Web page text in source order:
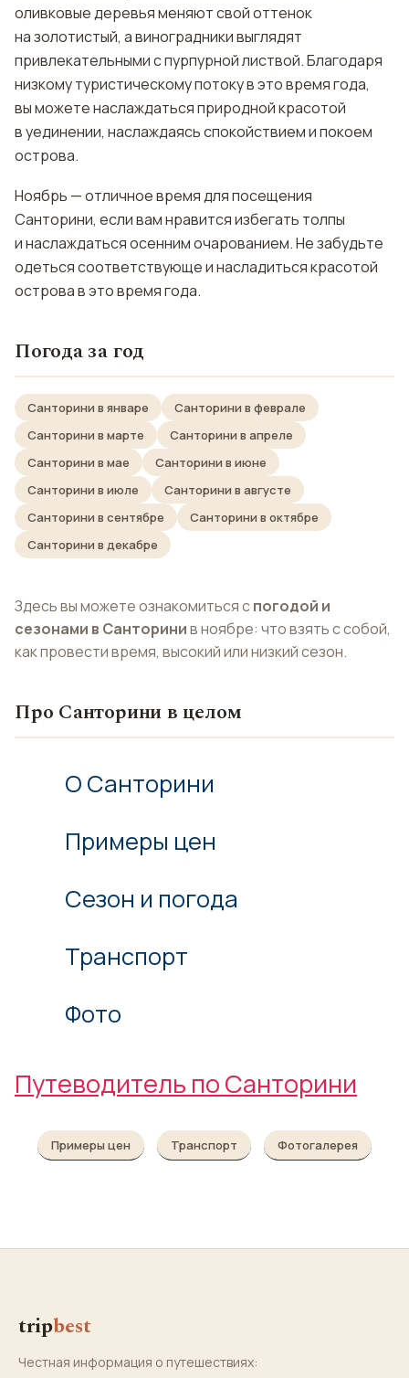
оливковые деревья меняют свой оттенок
на золотистый, а виноградники выглядят
привлекательными с пурпурной листвой. Благодаря
низкому туристическому потоку в это время года,
вы можете наслаждаться природной красотой
в уединении, наслаждаясь спокойствием и покоем
острова.
Ноябрь — отличное время для посещения
Санторини, если вам нравится избегать толпы
и наслаждаться осенним очарованием. Не забудьте
одеться соответствующе и насладиться красотой
острова в это время года.
Погода за год
Санторини в январе
Санторини в феврале
Санторини в марте
Санторини в апреле
Санторини в мае
Санторини в июне
Санторини в июле
Санторини в августе
Санторини в сентябре
Санторини в октябре
Санторини в декабре
Здесь вы можете ознакомиться спогодой и
сезонами в Санторинив ноябре: что взять с собой,
как провести время, высокий или низкий сезон.
Про Санторини в целом
О Санторини
Примеры цен
Сезон и погода
Транспорт
Фото
Путеводитель по Санторини
Примеры цен Транспорт Фотогалерея
tripbest
Честная информация о путешествиях: